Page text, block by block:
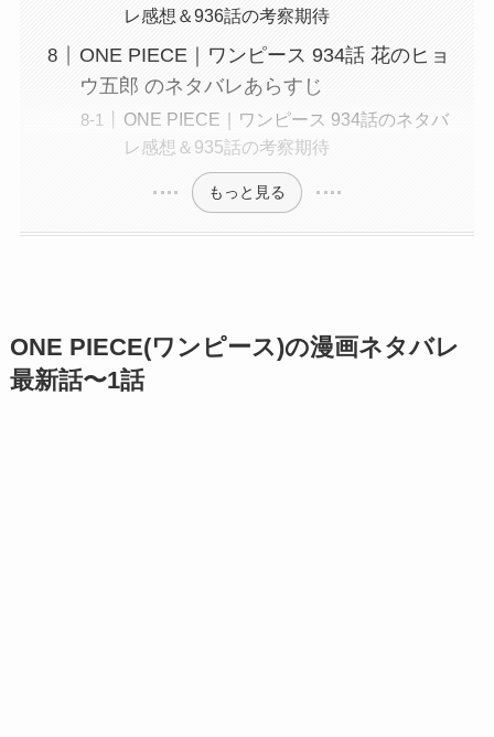
レ感想＆936話の考察期待
ONE PIECE｜ワンピース 934話 花のヒョ
ウ五郎 のネタバレあらすじ
ONE PIECE｜ワンピース 934話のネタバ
レ感想＆935話の考察期待
もっと見る
ONE PIECE(ワンピース)の漫画ネタバレ
最新話〜1話